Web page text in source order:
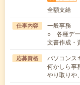
全額支給
仕事内容
一般事務
○ 各種デ
文書作成・
応募資格
パソコンス
何かしら事
やり取りや